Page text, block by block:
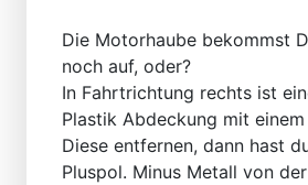
Die Motorhaube bekommst
noch auf, oder?
In Fahrtrichtung rechts ist
Plastik Abdeckung mit einem
Diese entfernen, dann hast
Pluspol. Minus Metall von